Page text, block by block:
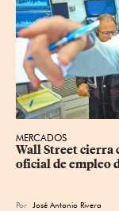
MERCADOS
Wall Street cierra
oficial de empleo
Por José Antonio Rivera